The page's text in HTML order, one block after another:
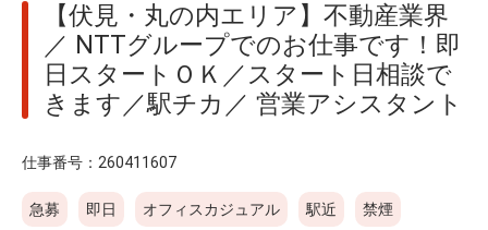
【伏見・丸の内エリア】不動産業界
／ NTTグループでのお仕事です！即
日スタートＯＫ／スタート日相談で
きます／駅チカ／ 営業アシスタント
仕事番号： 260411607
急募 即日 オフィスカジュアル 駅近 禁煙